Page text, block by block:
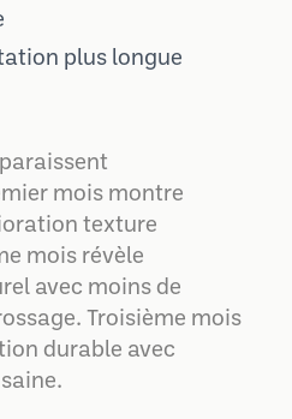
plus longue
mois montre
texture
mois révèle
avec moins de
Troisième mois
durable avec